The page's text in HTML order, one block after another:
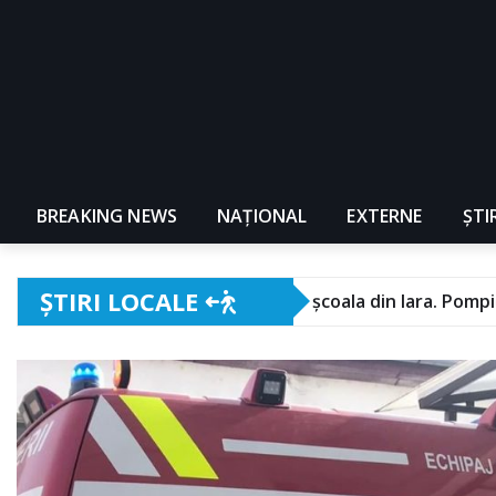
BREAKING NEWS NAŢIONAL EXTERNE
ȘTIRI LOCALE
ARDE școala din Iara. Pompierii intervin cu 5